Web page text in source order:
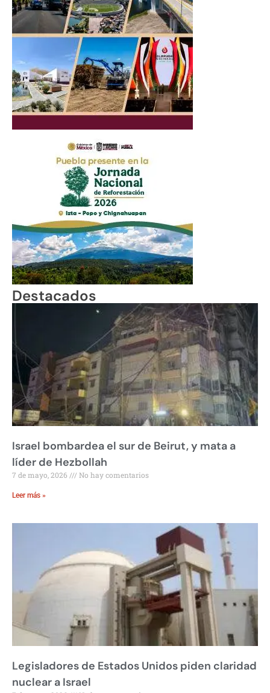
Destacados
Israel bombardea el sur de Beirut, y mata a
líder de Hezbollah
7 de mayo, 2026 No hay comentarios
Leer más »
Legisladores de Estados Unidos piden claridad
nuclear a Israel